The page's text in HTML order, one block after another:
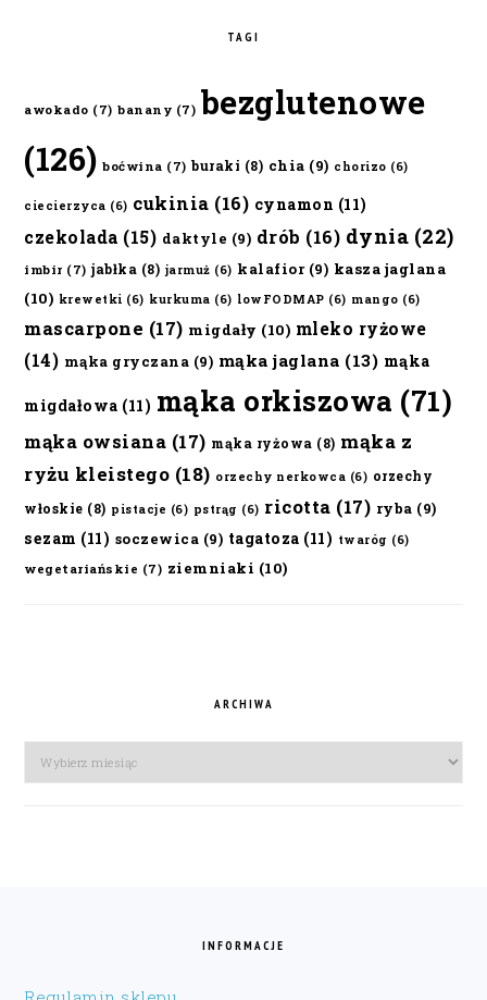
TAGI
awokado (7) banany (7) bezglutenowe
(126) boćwina (7) buraki (8) chia (9) chorizo (6)
ciecierzyca (6) cukinia (16) cynamon (11)
czekolada (15) daktyle (9) drób (16) dynia (22)
imbir (7) jabłka (8) jarmuż (6) kalafior(9) kasza jaglana
(10) krewetki (6) kurkuma (6) lowFODMAP (6) mango (6)
mascarpone (17) migdały (10) mleko ryżowe
(14) mąka gryczana (9) mąka jaglana (13) mąka
migdałowa (11) mąka orkiszowa (71)
mąka owsiana (17) mąka ryżowa (8) mąka z
ryżu kleistego (18) orzechy nerkowca (6) orzechy
włoskie (8) pistacje (6) pstrąg (6) ricotta (17) ryba (9)
sezam (11) soczewica (9) tagatoza (11) twaróg (6)
wegetariańskie (7) ziemniaki (10)
ARCHIWA
Archiwa
INFORMACJE